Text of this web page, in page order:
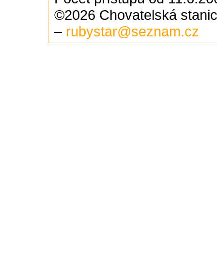
©2026 Chovatelská
– rubystar@seznam.cz